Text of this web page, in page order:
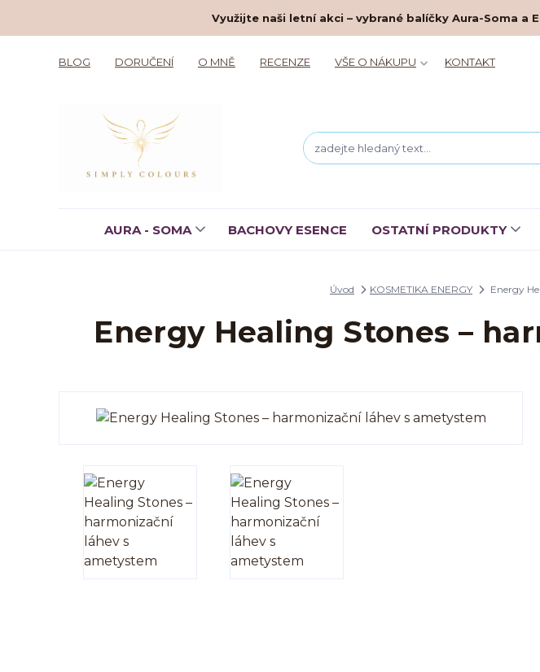
Využijte naši letní akci – vybrané balíčky Aura-Soma a
BLOG DORUČENÍ O MNĚ RECENZE VŠE O NÁKUPU KONTAKT
AURA - SOMA BACHOVY ESENCE OSTATNÍ PRODUKTY
Úvod KOSMETIKA ENERGY Energy
Energy Healing Stones –